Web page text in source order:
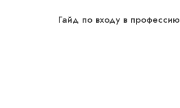
Гайд по входу в профессию